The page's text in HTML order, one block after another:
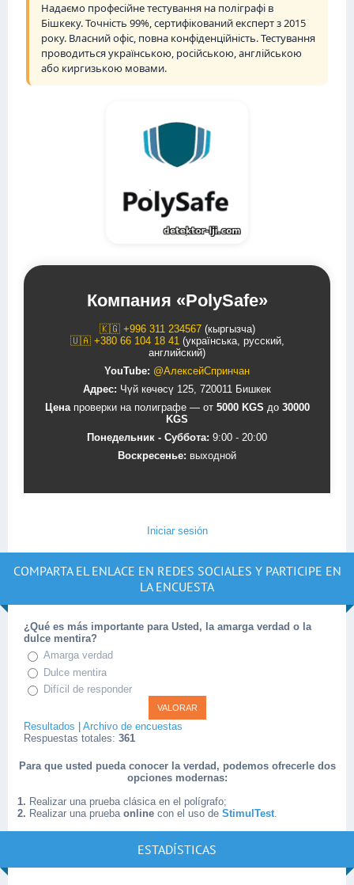
Надаємо професійне тестування на поліграфі в
Бішкеку. Точність 99%, сертифікований експерт з 2015
року. Власний офіс, повна конфіденційність. Тестування
проводиться українською, російською, англійською
або киргизькою мовами.
Компания «PolySafe»
🇰🇬 +996 311 234567(кыргызча)
🇺🇦 +380 66 104 18 41(українська, русский,
английский)
YouTube: @АлексейСпринчан
Адрес: Чүй көчөсү 125, 720011 Бишкек
Ценапроверки на полиграфе — от 5000 KGS до 30000
KGS
Понедельник - Суббота: 9:00 - 20:00
Воскресенье: выходной
Iniciar sesión
COMPARTA EL ENLACE EN REDES SOCIALES Y PARTICIPE EN
LA ENCUESTA
¿Qué es más importante para Usted, la amarga verdad o la
dulce mentira?
Amarga verdad
Dulce mentira
Difícil de responder
Resultados
Archivo de encuestas
Respuestas totales: 361
Para que usted pueda conocer la verdad, podemos ofrecerle dos
opciones modernas:
1. Realizar una prueba clásica en el polígrafo;
2. Realizar una prueba online con el uso de StimulTest
ESTADÍSTICAS